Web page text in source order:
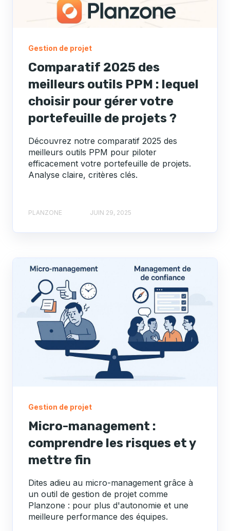
Gestion de projet
Comparatif 2025 des
meilleurs outils PPM : lequel
choisir pour gérer votre
portefeuille de projets ?
Découvrez notre comparatif 2025 des
meilleurs outils PPM pour piloter
efficacement votre portefeuille de projets.
Analyse claire, critères clés.
PLANZONE JUIN 29, 2025
Gestion de projet
Micro-management :
comprendre les risques et y
mettre fin
Dites adieu au micro-management grâce à
un outil de gestion de projet comme
Planzone : pour plus d'autonomie et une
meilleure performance des équipes.